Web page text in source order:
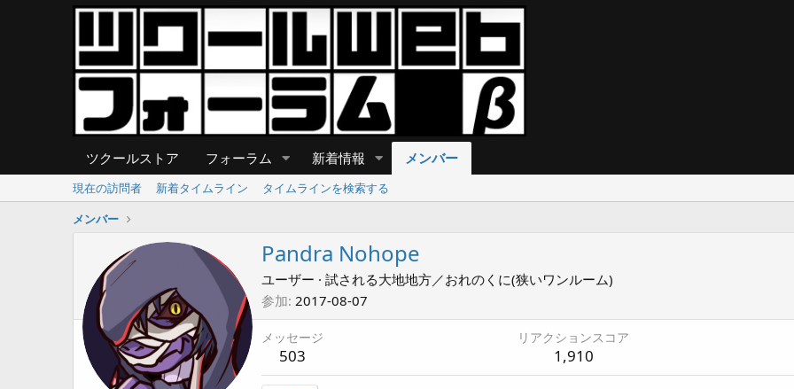
ツクールストア フォーラム 新着情報 メンバー
現在の訪問者 新着タイムライン
タイムラインを検索する
メンバー
Pandra Nohope
ユーザー · 試される大地地方／おれのくに(狭いワンルーム)
参加 2017-08-07
メッセージ
503
リアクションスコア
1,910